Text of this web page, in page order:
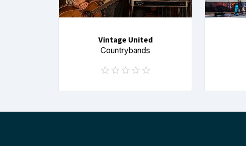
Vintage United
Countrybands